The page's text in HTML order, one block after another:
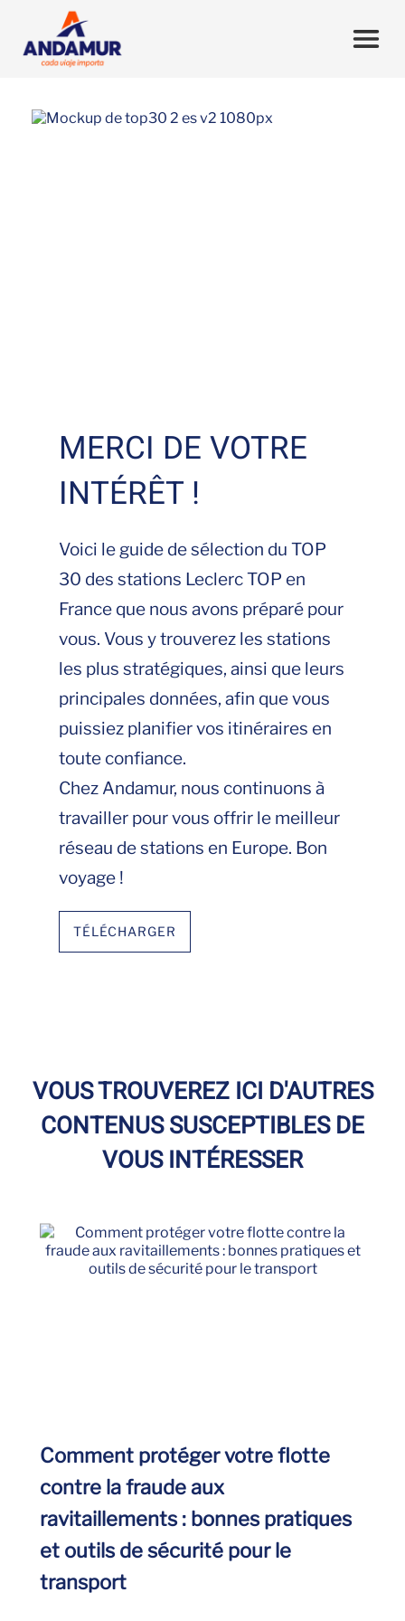
MERCI DE VOTRE
INTÉRÊT !
Voici le guide de sélection du TOP
30 des stations Leclerc TOP en
France que nous avons préparé pour
vous. Vous y trouverez les stations
les plus stratégiques, ainsi que leurs
principales données, afin que vous
puissiez planifier vos itinéraires en
toute confiance.
Chez Andamur, nous continuons à
travailler pour vous offrir le meilleur
réseau de stations en Europe. Bon
voyage !
TÉLÉCHARGER
VOUS TROUVEREZ ICI D'AUTRES
CONTENUS SUSCEPTIBLES DE
VOUS INTÉRESSER
Comment protéger votre flotte
contre la fraude aux
ravitaillements : bonnes pratiques
et outils de sécurité pour le
transport